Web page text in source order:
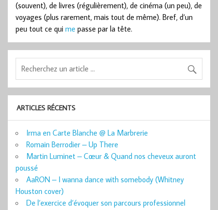
(souvent), de livres (régulièrement), de cinéma (un peu), de
voyages (plus rarement, mais tout de même). Bref, d’un
peu tout ce qui me passe par la tête.
ARTICLES RÉCENTS
Irma en Carte Blanche @ La Marbrerie
Romain Berrodier – Up There
Martin Luminet – Cœur & Quand nos cheveux auront
poussé
AaRON – I wanna dance with somebody (Whitney
Houston cover)
De l’exercice d’évoquer son parcours professionnel